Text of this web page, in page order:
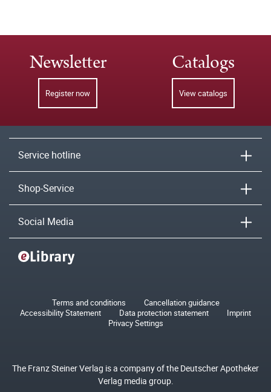
Newsletter
Register now
Catalogs
View catalogs
Service hotline
Shop-Service
Social Media
Terms and conditions
Cancellation guidance
Accessibility Statement
Data protection statement
Imprint
Privacy Settings
The Franz Steiner Verlag is a company of the Deutscher Apotheker
Verlag media group.